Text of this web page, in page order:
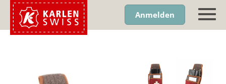
Anmelden